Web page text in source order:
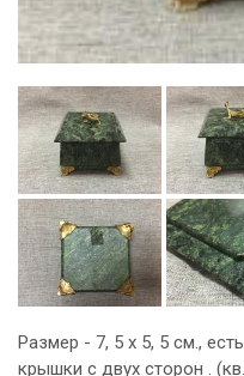
Размер - 7, 5 х 5, 5 см.,
крышки с двух сторон .